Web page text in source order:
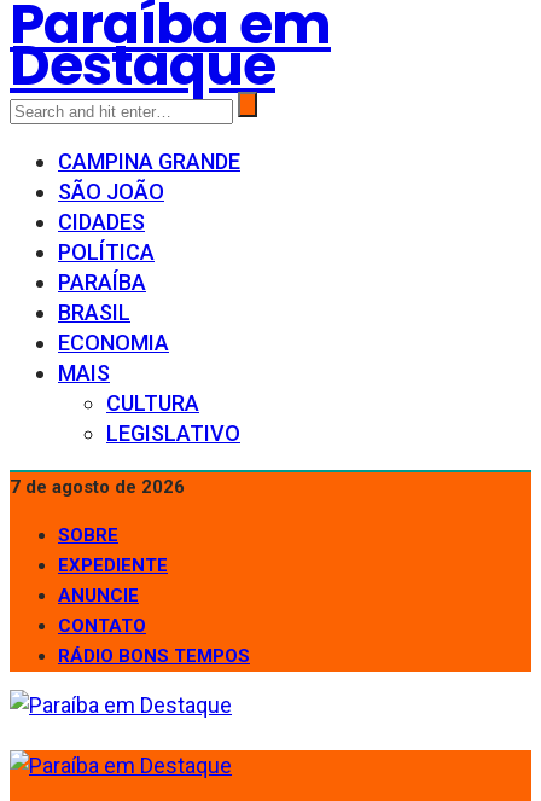
Paraíba em
Destaque
CAMPINA GRANDE
SÃO JOÃO
CIDADES
POLÍTICA
PARAÍBA
BRASIL
ECONOMIA
MAIS
CULTURA
LEGISLATIVO
7 de agosto de 2026
SOBRE
EXPEDIENTE
ANUNCIE
CONTATO
RÁDIO BONS TEMPOS